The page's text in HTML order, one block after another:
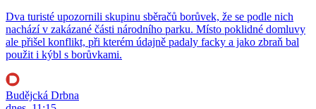
Dva turisté upozornili skupinu sběračů borůvek, že se podle nich
nachází v zakázané části národního parku. Místo poklidné domluvy
ale přišel konflikt, při kterém údajně padaly facky a jako zbraň bal
použit i kýbl s borůvkami.
Budějcká Drbna